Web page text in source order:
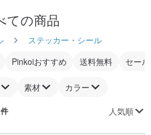
ての商品
ステッカー・シール
Pinkoiおすすめ 送料無料 セー
素材 カラー
人気順